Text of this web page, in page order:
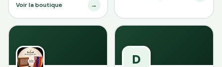
Voir la boutique →
D